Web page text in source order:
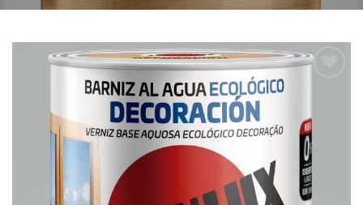
Añadir
lista de
deseos